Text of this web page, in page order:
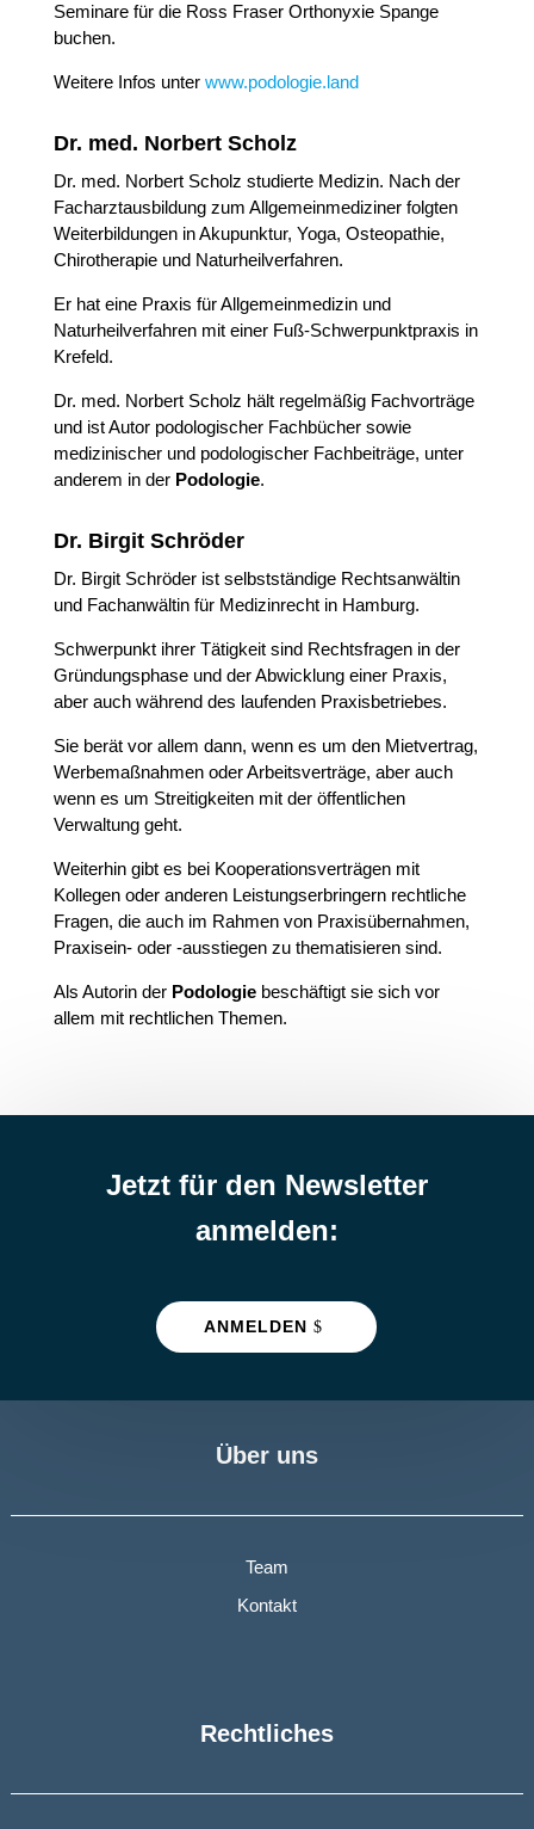
Seminare für die Ross Fraser Orthonyxie Spange
buchen.
Weitere Infos unter www.podologie.land
Dr. med. Norbert Scholz
Dr. med. Norbert Scholz studierte Medizin. Nach der
Facharztausbildung zum Allgemeinmediziner folgten
Weiterbildungen in Akupunktur, Yoga, Osteopathie,
Chirotherapie und Naturheilverfahren.
Er hat eine Praxis für Allgemeinmedizin und
Naturheilverfahren mit einer Fuß-Schwerpunktpraxis in
Krefeld.
Dr. med. Norbert Scholz hält regelmäßig Fachvorträge
und ist Autor podologischer Fachbücher sowie
medizinischer und podologischer Fachbeiträge, unter
anderem in der Podologie.
Dr. Birgit Schröder
Dr. Birgit Schröder ist selbstständige Rechtsanwältin
und Fachanwältin für Medizinrecht in Hamburg.
Schwerpunkt ihrer Tätigkeit sind Rechtsfragen in der
Gründungsphase und der Abwicklung einer Praxis,
aber auch während des laufenden Praxisbetriebes.
Sie berät vor allem dann, wenn es um den Mietvertrag,
Werbemaßnahmen oder Arbeitsverträge, aber auch
wenn es um Streitigkeiten mit der öffentlichen
Verwaltung geht.
Weiterhin gibt es bei Kooperationsverträgen mit
Kollegen oder anderen Leistungserbringern rechtliche
Fragen, die auch im Rahmen von Praxisübernahmen,
Praxisein- oder -ausstiegen zu thematisieren sind.
Als Autorin der Podologiebeschäftigt sie sich vor
allem mit rechtlichen Themen.
Jetzt für den Newsletter
anmelden:
ANMELDEN
Über uns
Team
Kontakt
Rechtliches